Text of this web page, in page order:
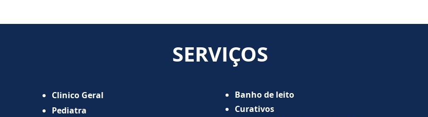
SERVIÇOS
Clinico Geral
Pediatra
Banho de leito
Curativos